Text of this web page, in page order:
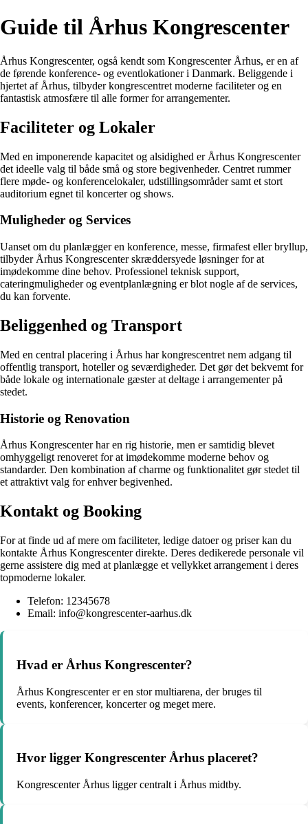
Guide til Århus Kongrescenter
Århus Kongrescenter, også kendt som Kongrescenter Århus, er en af
de førende konference- og eventlokationer i Danmark. Beliggende i
hjertet af Århus, tilbyder kongrescentret moderne faciliteter og en
fantastisk atmosfære til alle former for arrangementer.
Faciliteter og Lokaler
Med en imponerende kapacitet og alsidighed er Århus Kongrescenter
det ideelle valg til både små og store begivenheder. Centret rummer
flere møde- og konferencelokaler, udstillingsområder samt et stort
auditorium egnet til koncerter og shows.
Muligheder og Services
Uanset om du planlægger en konference, messe, firmafest eller bryllup,
tilbyder Århus Kongrescenter skræddersyede løsninger for at
imødekomme dine behov. Professionel teknisk support,
cateringmuligheder og eventplanlægning er blot nogle af de services,
du kan forvente.
Beliggenhed og Transport
Med en central placering i Århus har kongrescentret nem adgang til
offentlig transport, hoteller og seværdigheder. Det gør det bekvemt for
både lokale og internationale gæster at deltage i arrangementer på
stedet.
Historie og Renovation
Århus Kongrescenter har en rig historie, men er samtidig blevet
omhyggeligt renoveret for at imødekomme moderne behov og
standarder. Den kombination af charme og funktionalitet gør stedet til
et attraktivt valg for enhver begivenhed.
Kontakt og Booking
For at finde ud af mere om faciliteter, ledige datoer og priser kan du
kontakte Århus Kongrescenter direkte. Deres dedikerede personale vil
gerne assistere dig med at planlægge et vellykket arrangement i deres
topmoderne lokaler.
Telefon: 12345678
Email: info@kongrescenter-aarhus.dk
Hvad er Århus Kongrescenter?
Århus Kongrescenter er en stor multiarena, der bruges til
events, konferencer, koncerter og meget mere.
Hvor ligger Kongrescenter Århus placeret?
Kongrescenter Århus ligger centralt i Århus midtby.